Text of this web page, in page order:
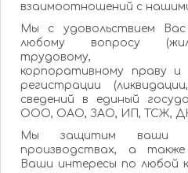
взаимоотношений с
Мы с удовольствием Вас
любому вопросу
трудовому,
корпоративному праву и
регистрации (ликвидации, внесению
сведений в единый государственный реестр об
ООО, ОАО, ЗАО, ИП, ТСЖ,
Мы защитим ваши права в судебных
производствах, а
Ваши интересы по любой категории гражданских